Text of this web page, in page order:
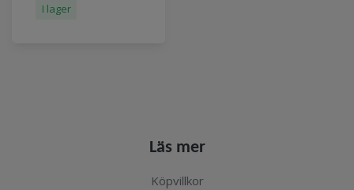
I lager
Läs mer
Köpvillkor